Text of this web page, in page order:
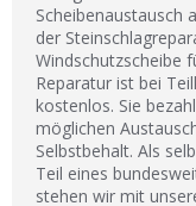
Scheibenaustausch
der
Windschutzscheibe
Reparatur ist bei
kostenlos. Sie
möglichen
Selbstbehalt. Als
Teil eines
stehen wir mit